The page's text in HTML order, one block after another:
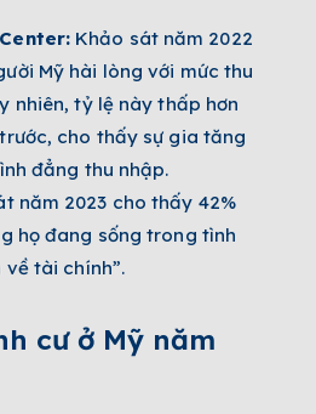
Khảo sát năm 2022
Mỹ hài lòng với mức thu
nhiên, tỷ lệ này thấp hơn
cho thấy sự gia tăng
đẳng thu nhập.
năm 2023 cho thấy 42%
họ đang sống trong tình
tài chính”.
cư ở Mỹ năm